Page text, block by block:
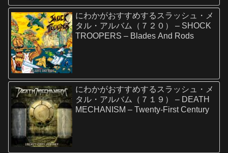
にわかがおすすめするスラッシュ・メ
タル・アルバム（７２０） – SHOCK
TROOPERS – Blades And Rods
にわかがおすすめするスラッシュ・メ
タル・アルバム（７１９） – DEATH
MECHANISM – Twenty-First Century